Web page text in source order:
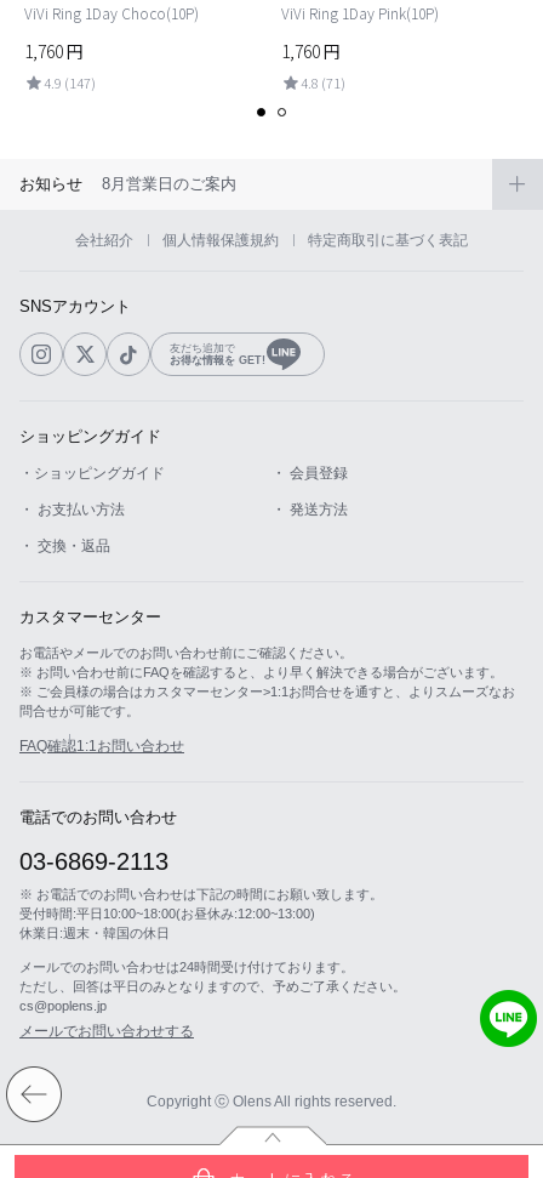
ViVi Ring 1Day Choco(10P)
1,760円
4.9 (147)
ViVi Ring 1Day Pink(10P)
1,760円
4.8 (71)
お知らせ 8月営業日のご案内
会社紹介 個人情報保護規約 特定商取引に基づく表記
SNSアカウント
友だち追加で
お得な情報を GET!
ショッピングガイド
・ショッピングガイド ・ 会員登録
・ お支払い方法 ・ 発送方法
・ 交換・返品
カスタマーセンター
お電話やメールでのお問い合わせ前にご確認ください。
※ お問い合わせ前にFAQを確認すると、より早く解決できる場合がございます。
※ ご会員様の場合はカスタマーセンター>1:1お問合せを通すと、よりスムーズなお
問合せが可能です。
FAQ確認1:1お問い合わせ
電話でのお問い合わせ
03-6869-2113
※ お電話でのお問い合わせは下記の時間にお願い致します。
受付時間:平日10:00~18:00(お昼休み:12:00~13:00)
休業日:週末・韓国の休日
メールでのお問い合わせは24時間受け付けております。
ただし、回答は平日のみとなりますので、予めご了承ください。
cs@poplens.jp
メールでお問い合わせする
Copyright ⓒ Olens All rights reserved.